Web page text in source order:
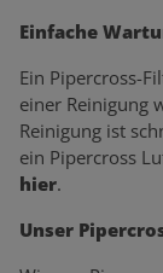
Einfache
Ein Pipercross-
einer Reinigung
Reinigung ist
ein Pipercross
hier.
Unser